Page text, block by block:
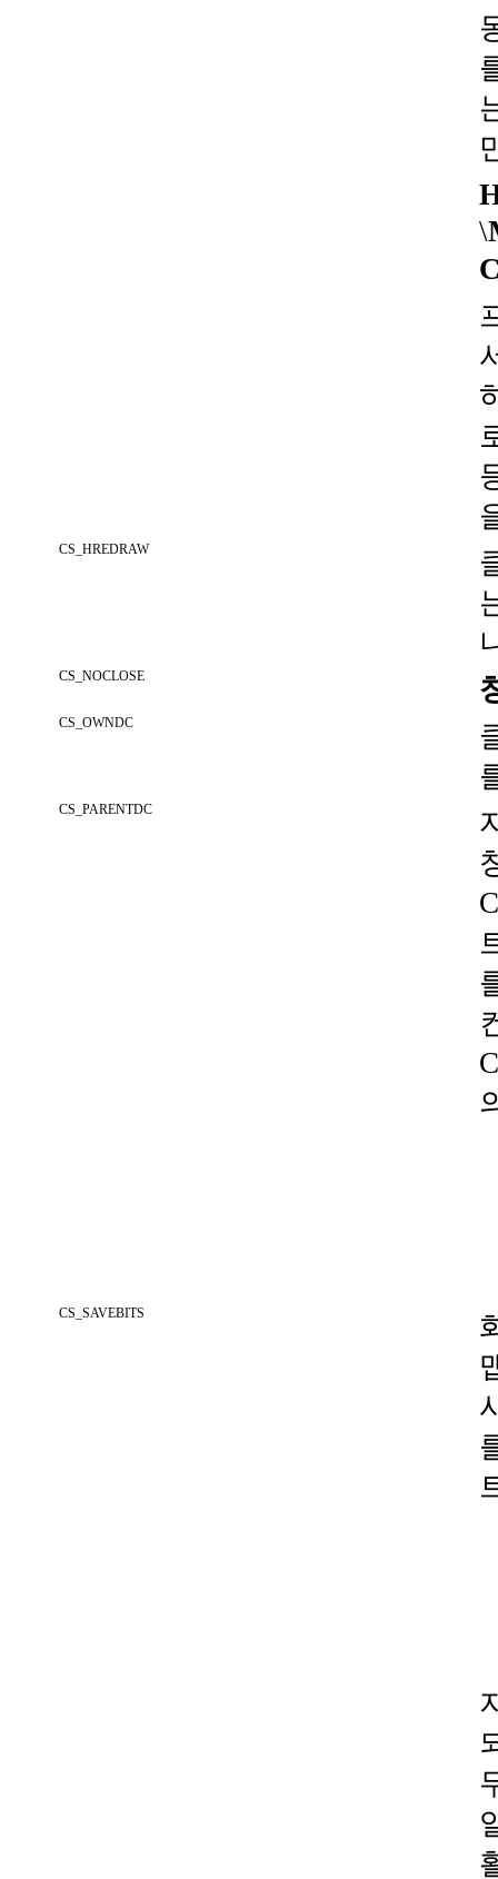
\
CS_HREDRAW
CS_NOCLOSE
CS_OWNDC
CS_PARENTDC
CS_SAVEBITS